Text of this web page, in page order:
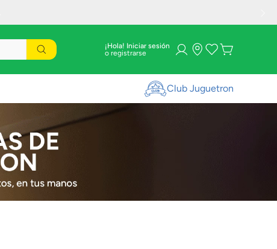
¡Hola! Iniciar sesión
Club Juguetron